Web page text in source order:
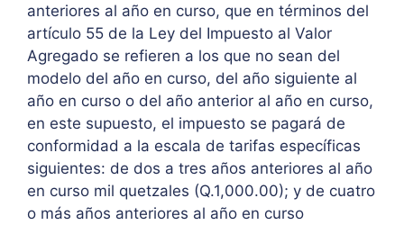
anteriores al año en curso, que en términos del
artículo 55 de la Ley del Impuesto al Valor
Agregado se refieren a los que no sean del
modelo del año en curso, del año siguiente al
año en curso o del año anterior al año en curso,
en este supuesto, el impuesto se pagará de
conformidad a la escala de tarifas específicas
siguientes: de dos a tres años anteriores al año
en curso mil quetzales (Q.1,000.00); y de cuatro
o más años anteriores al año en curso